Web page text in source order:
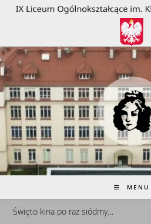
treści
MENU
Święto kina po raz siódmy…